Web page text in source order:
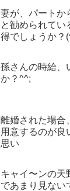
妻が、パートか
と勧められてい
得でしょうか？
孫さんの時給、
か？^^;
離婚された場合
用意するのが良
思い
キャイ〜ンの天
であまり見ない